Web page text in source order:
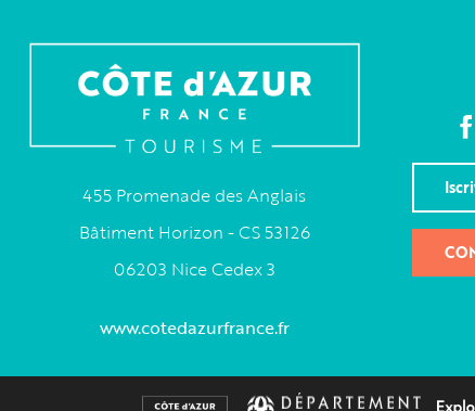
455 Promenade des Anglais
Bâtiment Horizon - CS 53126
06203 Nice Cedex 3
www.cotedazurfrance.fr